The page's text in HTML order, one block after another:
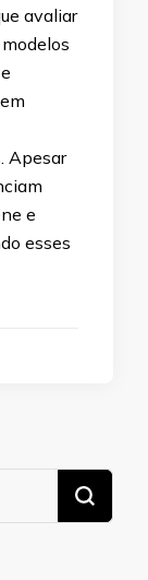
avaliar
Apesar
e
esses